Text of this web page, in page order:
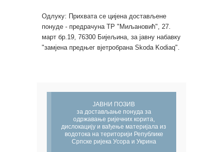
Одлуку: Прихвата се цијена достављене
понуде - предрачуна ТР "Миљановић", 27.
март бр.19, 76300 Бијељина, за јавну набавку
"замјена предњег вјетробрана Skoda Kodiaq".
ЈАВНИ ПОЗИВ
за достављање понуда за
одржавање ријечних корита,
дислокацију и вађење материјала из
водотока на територији Републике
Српске ријека Усора и Укрина